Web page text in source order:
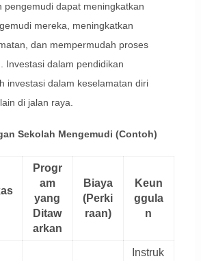
pengemudi dapat meningkatkan
mereka, meningkatkan
dan mempermudah proses
Investasi dalam pendidikan
investasi dalam keselamatan diri
di jalan raya.
Sekolah Mengemudi (Contoh)
Progr
am
yang
Ditaw
arkan
Biaya
(Perki
raan)
Keun
ggula
n
Instruk